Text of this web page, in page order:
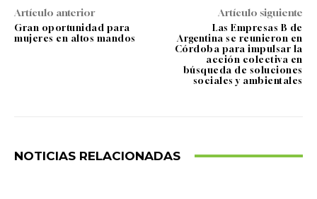
Artículo anterior
Gran oportunidad para
mujeres en altos mandos
Artículo siguiente
Las Empresas B de
Argentina se reunieron en
Córdoba para impulsar la
acción colectiva en
búsqueda de soluciones
sociales y ambientales
NOTICIAS RELACIONADAS